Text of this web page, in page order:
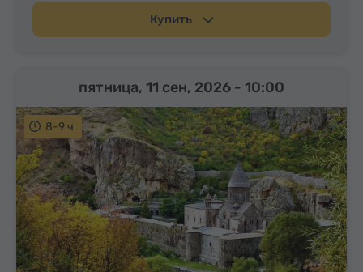
Купить
8-9 ч
пятница, 11 сен, 2026 - 10:00